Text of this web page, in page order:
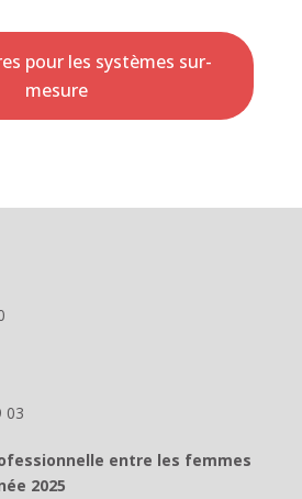
pour les systèmes sur-
mesure
03
entre les femmes
2025